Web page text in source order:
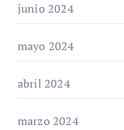
junio 2024
mayo 2024
abril 2024
marzo 2024